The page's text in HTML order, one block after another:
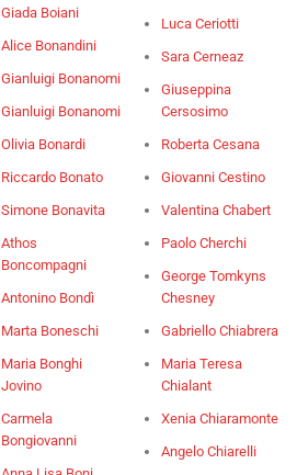
Giada Boiani
Alice Bonandini
Gianluigi Bonanomi
Gianluigi Bonanomi
Olivia Bonardi
Riccardo Bonato
Simone Bonavita
Athos
Boncompagni
Antonino Bondì
Marta Boneschi
Maria Bonghi
Jovino
Carmela
Bongiovanni
Luca Ceriotti
Sara Cerneaz
Giuseppina
Cersosimo
Roberta Cesana
Giovanni Cestino
Valentina Chabert
Paolo Cherchi
George Tomkyns
Chesney
Gabriello Chiabrera
Maria Teresa
Chialant
Xenia Chiaramonte
Angelo Chiarelli